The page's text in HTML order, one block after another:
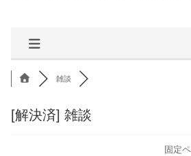
雑談
[解決済] 雑談
固定